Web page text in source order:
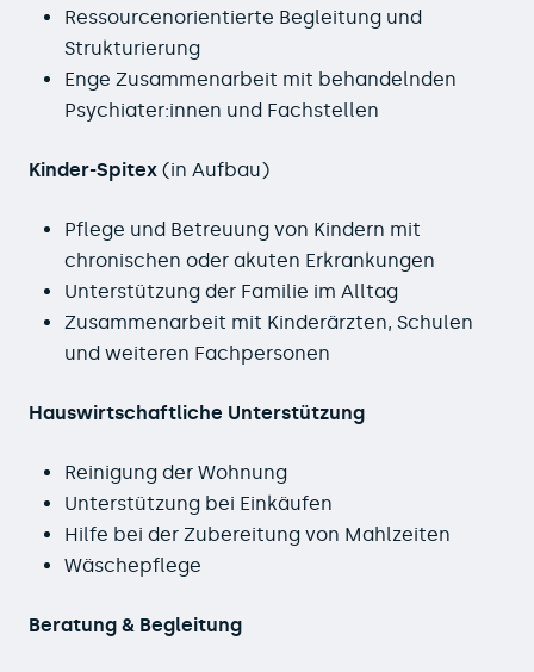
Ressourcenorientierte Begleitung und
Strukturierung
Enge Zusammenarbeit mit behandelnden
Psychiater:innen und Fachstellen
Kinder-Spitex (in Aufbau)
Pflege und Betreuung von Kindern mit
chronischen oder akuten Erkrankungen
Unterstützung der Familie im Alltag
Zusammenarbeit mit Kinderärzten, Schulen
und weiteren Fachpersonen
Hauswirtschaftliche Unterstützung
Reinigung der Wohnung
Unterstützung bei Einkäufen
Hilfe bei der Zubereitung von Mahlzeiten
Wäschepflege
Beratung & Begleitung